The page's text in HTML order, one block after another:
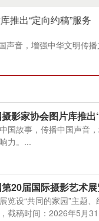
推出“定向约稿”服务
声音，增强中华文明传
影家协会图片库推
国故事，传播中国声音
力。...
20届国际摄影艺术
览设“共同的家园”主题
截稿时间：2026年5月